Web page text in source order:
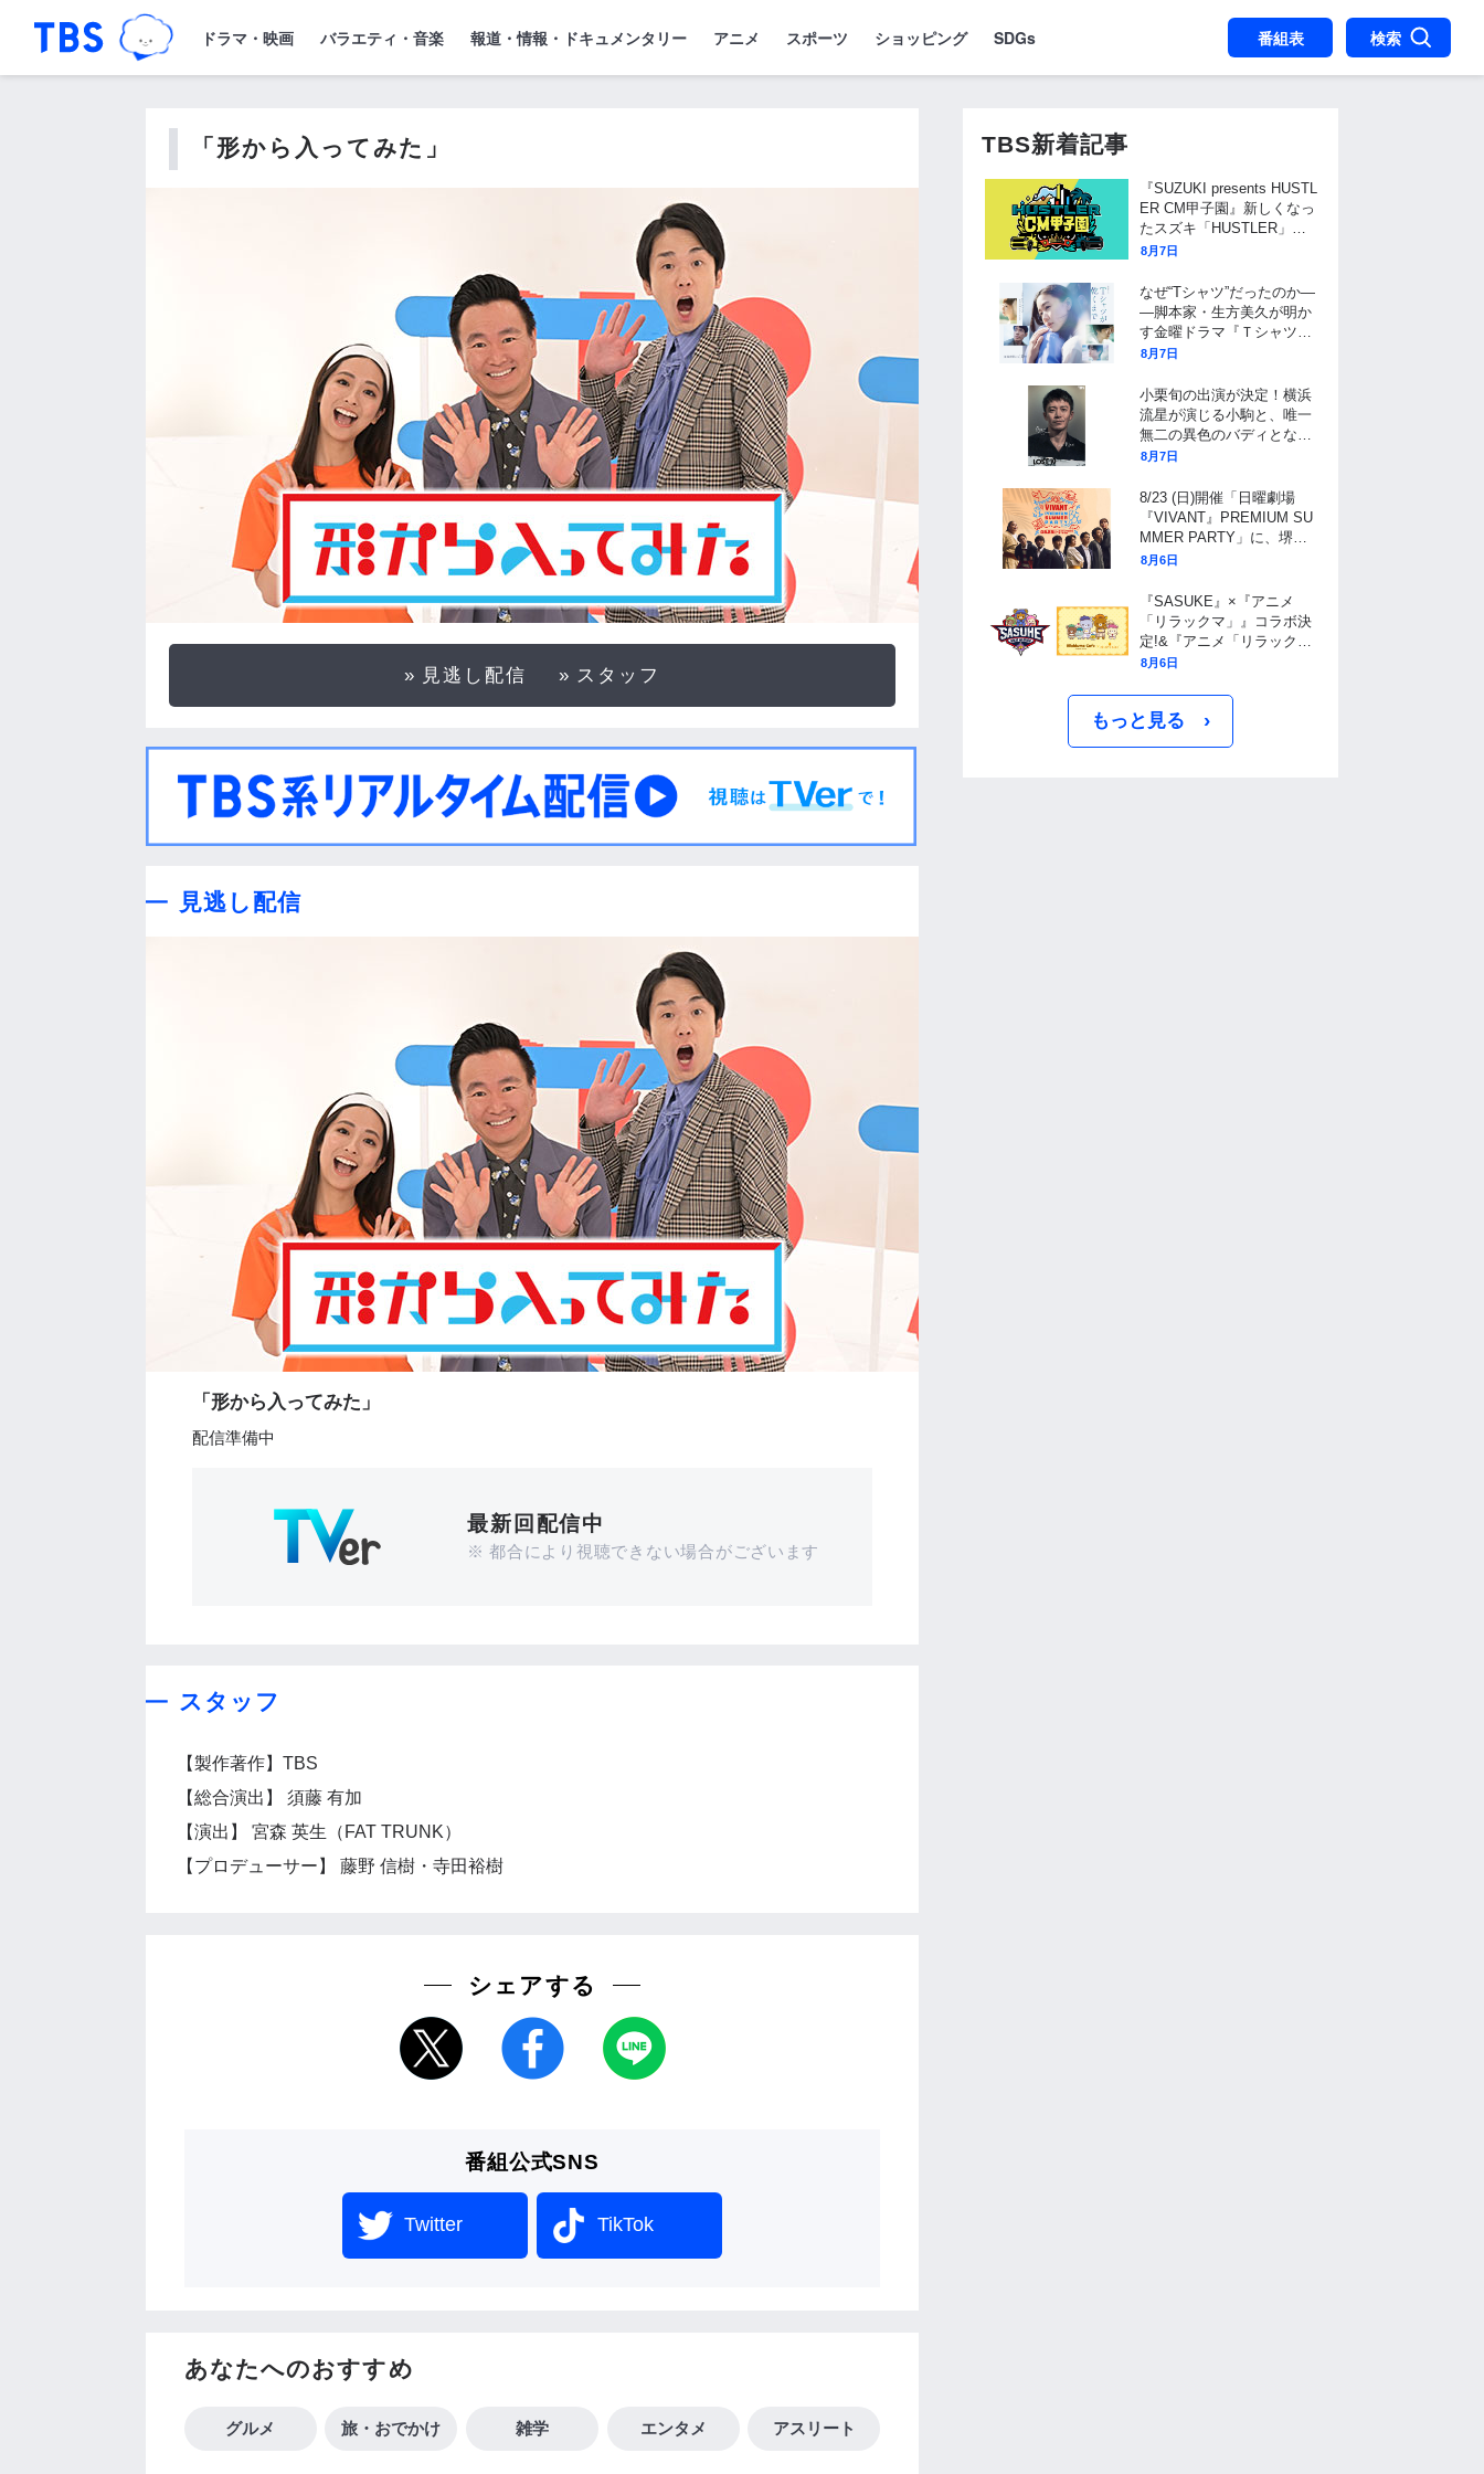
「TBSテレビ｜ときめくときを。」トップページ
ドラマ・映画 バラエティ・音楽 報道・情報・ドキュメンタリー アニメ スポーツ ショッピング SDGs 番組表 検索
「形から入ってみた」
見逃し配信 スタッフ
見逃し配信
「形から入ってみた」
配信準備中
最新回配信中
※ 都合により 視聴できない場合がございます
スタッフ
【製作著作】TBS
【総合演出】 須藤 有加
【演出】 宮森 英生（FAT TRUNK）
【プロデューサー】 藤野 信樹・寺田裕樹
シェアする
番組公式SNS
Twitter TikTok
あなたへのおすすめ
グルメ 旅・おでかけ 雑学 エンタメ アスリート
TBS新着記事
『SUZUKI presents HUSTL
ER CM甲子園』新しくなっ
たスズキ「HUSTLER」の
広告動画を日本全国から大
8月7日
なぜ“Tシャツ”だったのか―
―脚本家・生方美久が明か
す金曜ドラマ『Ｔシャツが
乾くまで』タイトル決定の
ニークな視点
8月7日
小栗旬の出演が決定！横浜
流星が演じる小駒と、唯一
無二の異色のバディとなる
フリーの保険調査員を演じ
ST10』
8月7日
8/23 (日)開催「日曜劇場
『VIVANT』PREMIUM SU
MMER PARTY」に、堺雅
人、阿部寛、二宮和也ら、
結！チケット抽選受付中！
8月6日
『SASUKE』×『アニメ
「リラックマ」』コラボ決
定!&『アニメ「リラック
マ」』× ブランチパークコ
8月6日
もっと見る ›